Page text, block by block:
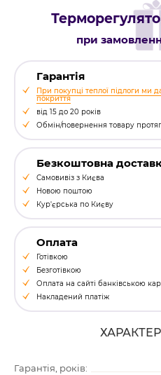
при
Гарантія
При покупці теплої підлоги ми
покриття
від 15 до 20 років
Обмін/повернення товару
Безкоштовна
Самовивіз з Києва
Новою поштою
Кур'єрська по Києву
Оплата
Готівкою
Безготівкою
Оплата на сайті банківською
Накладений платіж
Гарантія, років: